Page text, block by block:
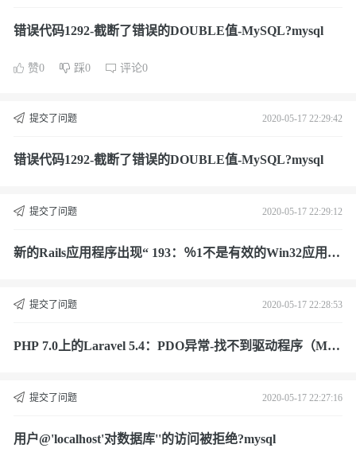
错误代码1292-截断了错误的DOUBLE值-MySQL?mysql
赞0 踩0 评论0
提交了问题 2020-05-17 22:29:42
错误代码1292-截断了错误的DOUBLE值-MySQL?mysql
提交了问题 2020-05-17 22:29:12
新的Rails应用程序出现“ 193：％1不是有效的Win32应用程
提交了问题 2020-05-17 22:28:53
PHP 7.0上的Laravel 5.4：PDO异常-找不到驱动程序（MyS
提交了问题 2020-05-17 22:27:16
用户@'localhost'对数据库''的访问被拒绝?mysql